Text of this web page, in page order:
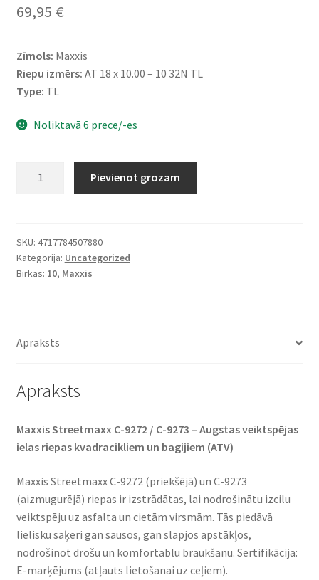
69,95 €
Zīmols: Maxxis
Riepu izmērs: AT 18 x 10.00 – 10 32N TL
Type: TL
Noliktavā 6 prece/-es
32N
(225/40-
10)
daudzums
Pievienot grozam
SKU: 4717784507880
Kategorija: Uncategorized
Birkas: 10, Maxxis
Apraksts
Apraksts
Maxxis Streetmaxx C-9272 / C-9273 – Augstas veiktspējas
ielas riepas kvadracikliem un bagijiem (ATV)
Maxxis Streetmaxx C-9272 (priekšējā) un C-9273
(aizmugurējā) riepas ir izstrādātas, lai nodrošinātu izcilu
veiktspēju uz asfalta un cietām virsmām. Tās piedāvā
lielisku saķeri gan sausos, gan slapjos apstākļos,
nodrošinot drošu un komfortablu braukšanu. Sertifikācija:
E-marķējums (atļauts lietošanai uz ceļiem).